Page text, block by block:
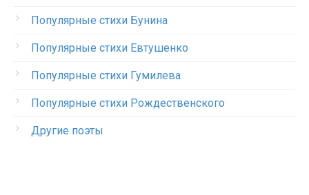
Популярные стихи Бунина
Популярные стихи Евтушенко
Популярные стихи Гумилева
Популярные стихи Рождественского
Другие поэты